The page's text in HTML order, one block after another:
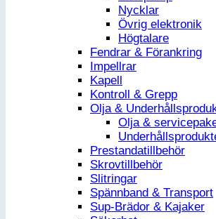
Nycklar
Övrig elektronik
Högtalare
Fendrar & Förankring
Impellrar
Kapell
Kontroll & Grepp
Olja &
Olja &
Prestandatillbehör
Skrovtillbehör
Slitringar
Spännband & Transport
Sup-Brädor & Kajaker